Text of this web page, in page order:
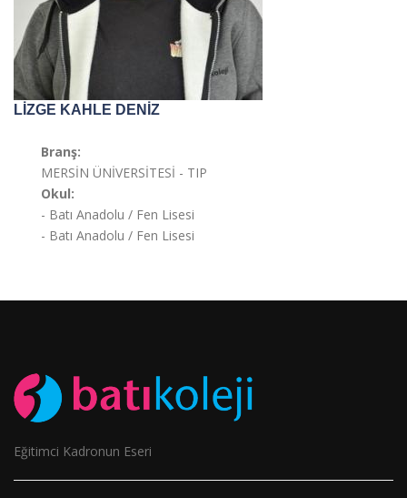
LİZGE KAHLE DENİZ
Branş:
MERSİN ÜNİVERSİTESİ - TIP
Okul:
- Batı Anadolu / Fen Lisesi
- Batı Anadolu / Fen Lisesi
Eğitimci Kadronun Eseri